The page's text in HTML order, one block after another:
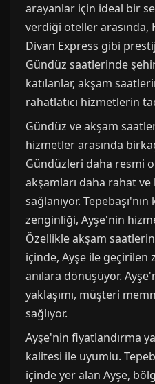
arayanlar için ideal bir
verdiği oteller arasında,
Divan Express gibi
Gündüz saatlerinde
katılanlar, akşam
rahatlatıcı hizmetlerin
Gündüz ve akşam
hizmetler arasında
Gündüzleri daha resmi
akşamları daha rahat
sağlanıyor.
zenginliği, Ayşe'nin
Özellikle akşam
içinde, Ayşe ile geçirilen
anılara dönüşüyor.
yaklaşımı, müşteri
sağlıyor.
Ayşe'nin fiyatlandırma
kalitesi ile uyumlu.
içinde yer alan Ayşe,